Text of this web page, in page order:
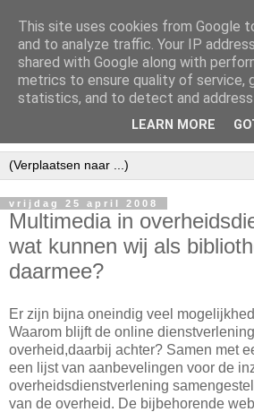
vrijdag 25 april 2008
Multimedia in
wat kunnen wij als
daarmee?
Er zijn bijna oneindig veel
Waarom blijft de online
overheid,daarbij achter? Samen met
een lijst van aanbevelingen voor de
overheidsdienstverlening
van de overheid. De bijbehorende
This site uses cookies from Google
and to analyze traffic. Your IP
shared with Google along with
metrics to ensure quality of service,
statistics, and to detect and address
LEARN MORE